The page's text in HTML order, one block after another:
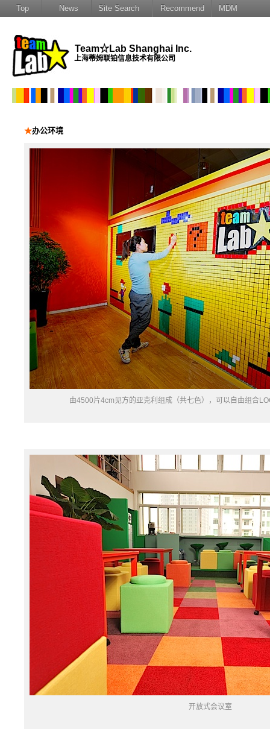
Top News Site Search Recommend MDM
Team☆Lab Shanghai Inc.
上海蒂姆联铂信息技术有限公司
★办公环境
由4500片4cm见方的亚克利组成（共七色），可以自由组合
开放式会议室